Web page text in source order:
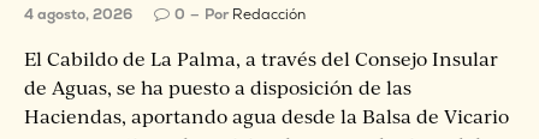
4 agosto, 2026 0 Por Redacción
El Cabildo de La Palma, a través del Consejo Insular
de Aguas, se ha puesto a disposición de las
Haciendas, aportando agua desde la Balsa de Vicario